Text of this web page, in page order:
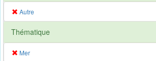
Autre
Thématique
Mer